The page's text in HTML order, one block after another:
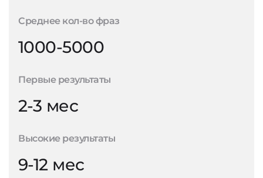
Среднее кол-во фраз
1000-5000
Первые результаты
2-3 мес
Высокие результаты
9-12 мес